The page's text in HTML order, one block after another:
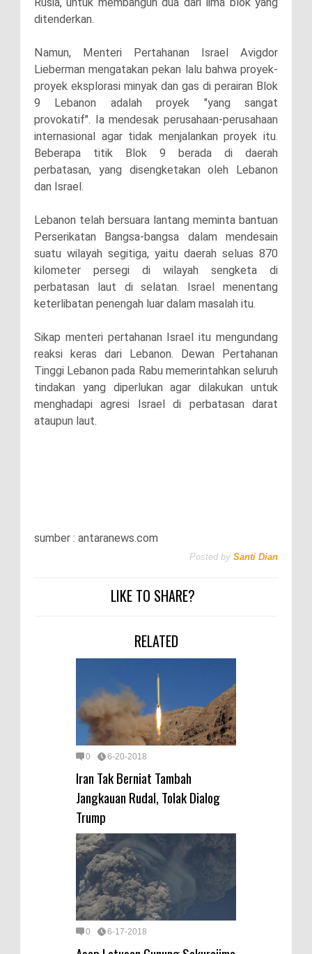
ditenderkan.
Namun, Menteri Pertahanan Israel Avigdor
Lieberman mengatakan pekan lalu bahwa proyek-
proyek eksplorasi minyak dan gas di perairan Blok
9 Lebanon adalah proyek "yang sangat
provokatif". Ia mendesak perusahaan-perusahaan
internasional agar tidak menjalankan proyek itu.
Beberapa titik Blok 9 berada di daerah
perbatasan, yang disengketakan oleh Lebanon
dan Israel.
Lebanon telah bersuara lantang meminta bantuan
Perserikatan Bangsa-bangsa dalam mendesain
suatu wilayah segitiga, yaitu daerah seluas 870
kilometer persegi di wilayah sengketa di
perbatasan laut di selatan. Israel menentang
keterlibatan penengah luar dalam masalah itu.
Sikap menteri pertahanan Israel itu mengundang
reaksi keras dari Lebanon. Dewan Pertahanan
Tinggi Lebanon pada Rabu memerintahkan seluruh
tindakan yang diperlukan agar dilakukan untuk
menghadapi agresi Israel di perbatasan darat
ataupun laut.
sumber : antaranews.com
Posted by Santi Dian
LIKE TO SHARE?
RELATED
0 6-20-2018
Iran Tak Berniat Tambah
Jangkauan Rudal, Tolak Dialog
Trump
0 6-17-2018